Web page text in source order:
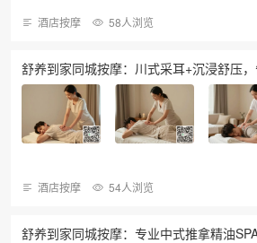
酒店按摩 58人浏览
舒养到家同城按摩：川式采耳+沉浸舒压
酒店按摩 54人浏览
舒养到家同城按摩：专业中式推拿精油